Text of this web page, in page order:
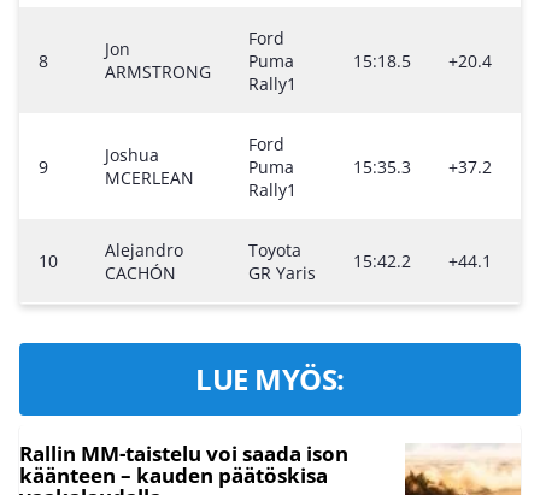
8
Jon
ARMSTRONG
Ford
Puma
Rally1
15:18.5 +20.4
9
Joshua
MCERLEAN
Ford
Puma
Rally1
15:35.3 +37.2
10
Alejandro
CACHÓN
Toyota
GR Yaris
15:42.2 +44.1
LUE MYÖS:
Rallin MM-taistelu voi saada ison
käänteen – kauden päätöskisa